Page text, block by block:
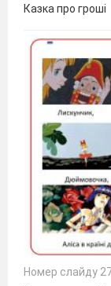
Казка про гроші
Номер слайду